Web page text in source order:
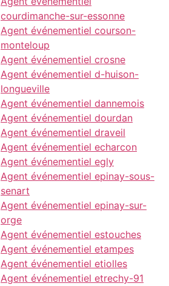
courdimanche-sur-essonne
Agent événementiel courson-
monteloup
Agent événementiel crosne
Agent événementiel d-huison-
longueville
Agent événementiel dannemois
Agent événementiel dourdan
Agent événementiel draveil
Agent événementiel echarcon
Agent événementiel egly
Agent événementiel epinay-sous-
senart
Agent événementiel epinay-sur-
orge
Agent événementiel estouches
Agent événementiel etampes
Agent événementiel etiolles
Agent événementiel etrechy-91